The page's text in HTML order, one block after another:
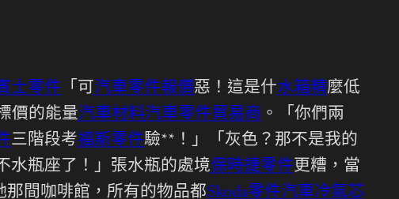
士零件 「可汽車零件報價惡！這是什水箱精麼低
價的能量汽車材料汽車零件貿易商 。「你們兩
三階段考福斯零件驗**！」「灰色？那不是我的
水瓶座了！」張水瓶的處境保時捷零件更糟，當
那間咖啡館，所有的物品都Skoda零件汽車冷氣芯